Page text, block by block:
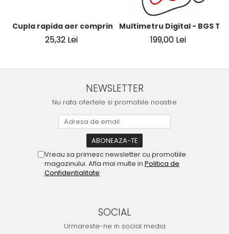
Cupla rapida aer comprimat cu racord furtun 8 mm (5/
25,32 Lei
Multimetru Digital - BGS
199,00 Lei
NEWSLETTER
Nu rata ofertele si promotiile noastre
Vreau sa primesc newsletter cu promotiile
magazinului. Afla mai multe in Politica de
Confidentialitate
SOCIAL
Urmareste-ne in social media